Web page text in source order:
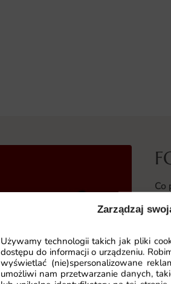
Zarządzaj
Używamy technologii takich jak pliki
dostępu do informacji o urządzeniu.
wyświetlać (nie)spersonalizowane
umożliwi nam przetwarzanie danych,
Co